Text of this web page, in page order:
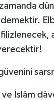
zamanda
ve İslâm